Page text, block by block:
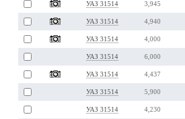
УАЗ 31514 3,945
УАЗ 31514 4,940
УАЗ 31514 4,000
УАЗ 31514 6,000
УАЗ 31514 4,437
УАЗ 31514 5,900
УАЗ 31514 4,230